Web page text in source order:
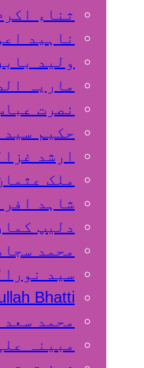
ثناء
ناہید
ولید
ماریہ
نصرت
حکیم
ارشد
ملک
شاہد
دلیپ
محمد
سید
Bhatti
محمد
مبینہ